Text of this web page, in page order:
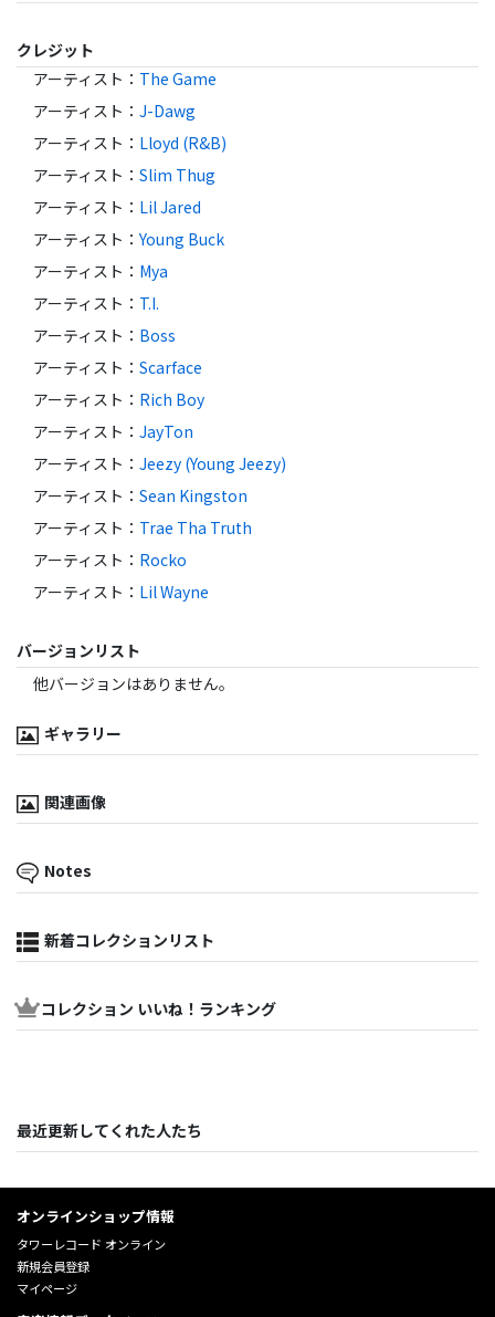
クレジット
アーティスト ： The Game
アーティスト ： J-Dawg
アーティスト ： Lloyd (R&B)
アーティスト ： Slim Thug
アーティスト ： Lil Jared
アーティスト ：Young Buck
アーティスト ： Mya
アーティスト ： T.I.
アーティスト ： Boss
アーティスト ： Scarface
アーティスト ： Rich Boy
アーティスト ： JayTon
アーティスト ： Jeezy (Young Jeezy)
アーティスト ： Sean Kingston
アーティスト ： Trae Tha Truth
アーティスト ： Rocko
アーティスト ： Lil Wayne
バージョンリスト
他バージョンはありません。
ギャラリー
関連画像
Notes
新着コレクションリスト
コレクション いいね！ランキング
最近更新してくれた人たち
オンラインショップ情報
タワーレコード オンライン
新規会員登録
マイページ